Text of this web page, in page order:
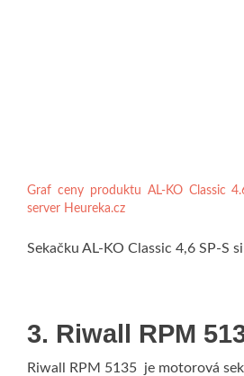
Graf ceny produktu AL-KO Classic
server Heureka.cz
Sekačku AL-KO Classic 4,6 SP-S si
3. Riwall RPM
Riwall RPM 5135 je motorová